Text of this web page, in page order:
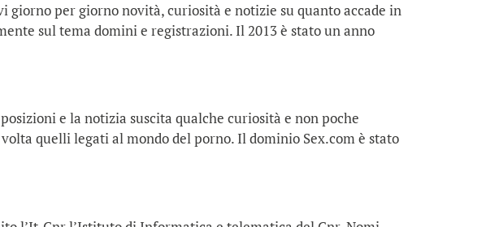
per giorno novità, curiosità e notizie su quanto accade in
sul tema domini e registrazioni. Il 2013 è stato un anno
e la notizia suscita qualche curiosità e non poche
quelli legati al mondo del porno. Il dominio Sex.com è stato